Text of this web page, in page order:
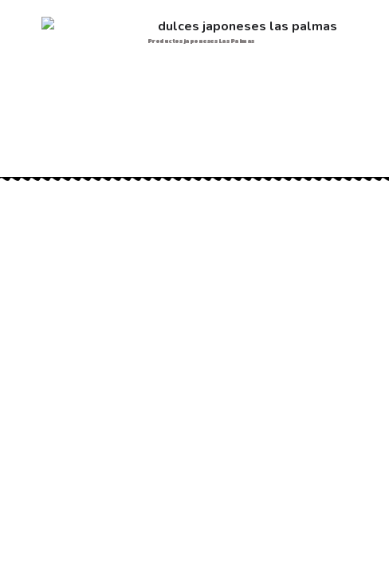
Productos japoneses Las Palmas